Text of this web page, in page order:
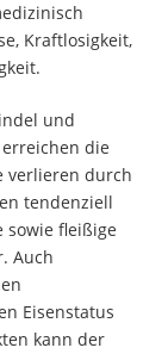
Kraftlosigkeit,
und
die
verlieren durch
tendenziell
sowie fleißige
Auch
Eisenstatus
kann der